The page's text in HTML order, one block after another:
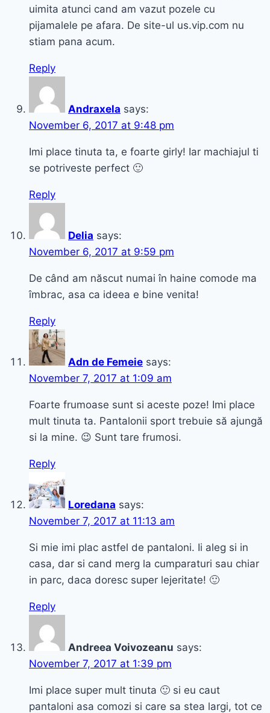
uimita atunci cand am vazut pozele cu
pijamalele pe afara. De site-ul us.vip.com nu
stiam pana acum.
Reply
Andraxela says:
November 6, 2017 at 9:48 pm
Imi place tinuta ta, e foarte girly! Iar machiajul ti
se potriveste perfect 🙂
Reply
Delia says:
November 6, 2017 at 9:59 pm
De când am născut numai în haine comode ma
îmbrac, asa ca ideea e bine venita!
Reply
Adn de Femeie says:
November 7, 2017 at 1:09 am
Foarte frumoase sunt si aceste poze! Imi place
mult tinuta ta. Pantalonii sport trebuie să ajungă
si la mine. 😉 Sunt tare frumosi.
Reply
Loredana says:
November 7, 2017 at 11:13 am
Si mie imi plac astfel de pantaloni. Ii aleg si in
casa, dar si cand merg la cumparaturi sau chiar
in parc, daca doresc super lejeritate! 🙂
Reply
Andreea Voivozeanu says:
November 7, 2017 at 1:39 pm
Imi place super mult tinuta 🙂 si eu caut
pantaloni asa comozi si care sa stea largi, tot ce